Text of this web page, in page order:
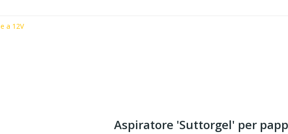
a 12V
Aspiratore 'Suttorgel' per